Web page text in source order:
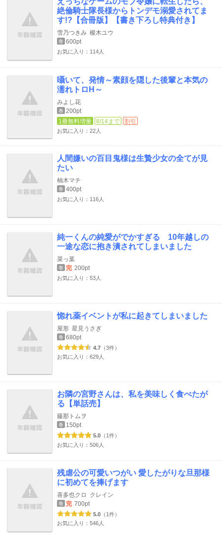
絶倫騎士隊長様からトンデモ溺愛されてま
す!?【合冊版】【書き下ろし特典付き】
雪乃つきみ 榎木ユウ
巻 600pt
お気に入り：114人
囁いて、発情～素顔を隠した後輩と本気の
濡れトロH～
みよし花
巻
200pt
1冊無料増量
8/14まで 割引
お気に入り：22人
人間嫌いの百目鬼様は生贄少女の全てが見
たい
柚木マチ
巻 400pt
お気に入り：116人
純一くんの純愛がでかすぎる 10年越しの
一途な恋に抱き潰されてしまいました
菜っ葉
巻 完 200pt
お気に入り：53人
惚れ薬イベントが私に起きてしまいました
屋形 星見うさぎ
巻 680pt
4.7 （3件）
お気に入り：629人
お隣の宮野さんは、私を美味しく食べたが
る【単話売】
藤那トムヲ
巻 150pt
5.0 （1件）
お気に入り：506人
残虐公の可愛いつがい 愛したがりな旦那様
に初めてを捧げます
喜多也クロ クレイン
巻 完 700pt
5.0 （1件）
お気に入り：546人